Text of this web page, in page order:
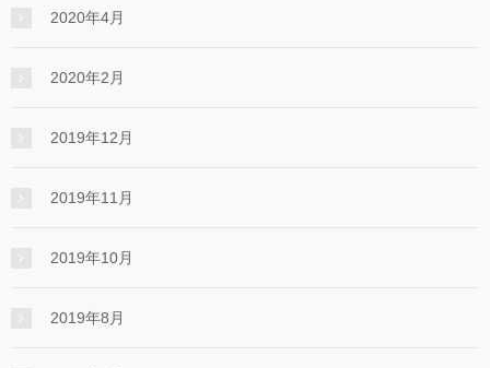
2020年4月
2020年2月
2019年12月
2019年11月
2019年10月
2019年8月